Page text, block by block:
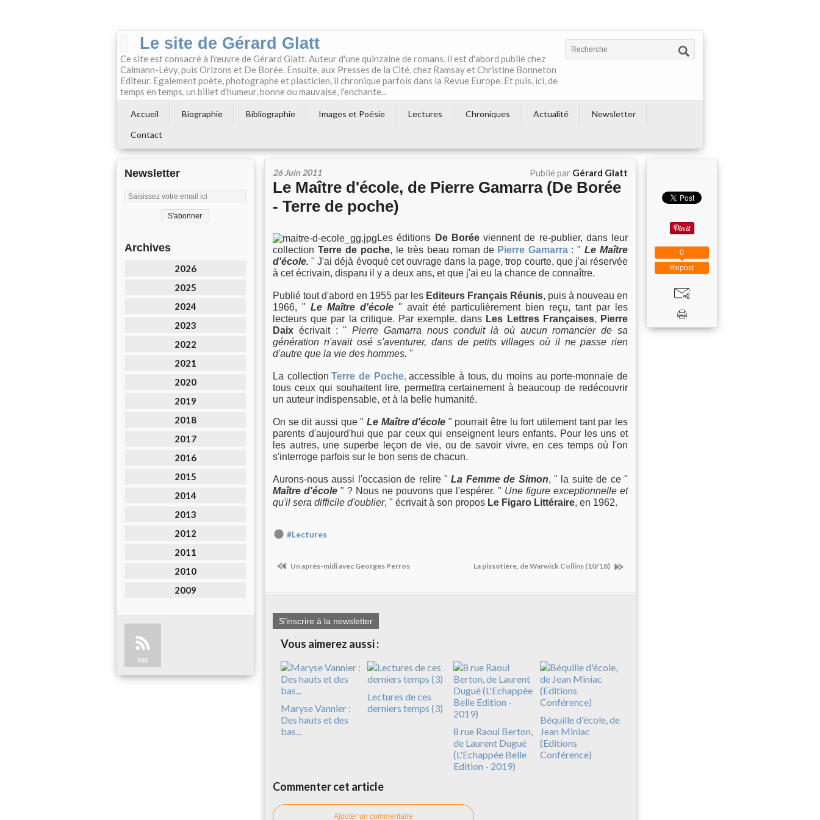
Le site de Gérard Glatt
Ce site est consacré à l'œuvre de Gérard Glatt. Auteur d'une quinzaine de romans, il est d'abord publié chez
Calmann-Lévy, puis Orizons et De Borée. Ensuite, aux Presses de la Cité, chez Ramsay et Christine Bonneton
Editeur. Egalement poète, photographe et plasticien, il chronique parfois dans la Revue Europe. Et puis, ici, de
temps en temps, un billet d'humeur, bonne ou mauvaise, l'enchante...
Accueil Biographie Bibliographie Images et Poésie Lectures Chroniques Actualité
Newsletter
Contact
Newsletter
Archives
2026
2025
2024
2023
2022
2021
2020
2019
2018
2017
2016
2015
2014
2013
2012
2011
2010
2009
RSS
26 Juin 2011 Publié par Gérard Glatt
Le Maître d'école, de Pierre Gamarra (De Borée
- Terre de poche)
Les éditions De Boréeviennent de re-publier, dans leur
collection Terre de poche, le très beau roman de Pierre Gamarra : "Le Maître
d'école. " J'ai déjà évoqué cet ouvrage dans la page, trop courte, que j'ai réservée
à cet écrivain, disparu il y a deux ans, et que j'ai eu la chance de connaître.
Publié tout d'abord en 1955 par les Editeurs Français Réunis, puis à nouveau en
1966, " Le Maître d'école " avait été particulièrement bien reçu, tant par les
lecteurs que par la critique. Par exemple, dans Les Lettres Françaises, Pierre
Daix écrivait : "Pierre Gamarra nous conduit là où aucun romancier de sa
génération n'avait osé s'aventurer, dans de petits villages où il ne passe rien
d'autre que la vie des hommes. "
La collection Terre de Poche, accessible à tous, du moins au porte-monnaie de
tous ceux qui souhaitent lire, permettra certainement à beaucoup de redécouvrir
un auteur indispensable, et à la belle humanité.
On se dit aussi que " Le Maître d'école " pourrait être lu fort utilement tant par les
parents d'aujourd'hui que par ceux qui enseignent leurs enfants. Pour les uns et
les autres, une superbe leçon de vie, ou de savoir vivre, en ces temps où l'on
s'interroge parfois sur le bon sens de chacun.
Aurons-nous aussi l'occasion de relire "La Femme de Simon, " la suite de ce "
Maître d'école " ? Nous ne pouvons que l'espérer. " Une figure exceptionnelle et
qu'il sera difficile d'oublier, " écrivait à son propos Le Figaro Littéraire, en 1962.
#Lectures
Un après-midi avec Georges Perros La pissotière, de Warwick Collins (10/18)
S'inscrire à la newsletter
Vous aimerez aussi :
Maryse Vannier :
Des hauts et des
bas...
Lectures de ces
derniers temps (3)
8 rue Raoul Berton,
de Laurent Dugué
(L'Echappée Belle
Edition - 2019)
Béquille d'école, de
Jean Miniac
(Editions
Conférence)
Commenter cet article
Ajouter un commentaire
Repost
0